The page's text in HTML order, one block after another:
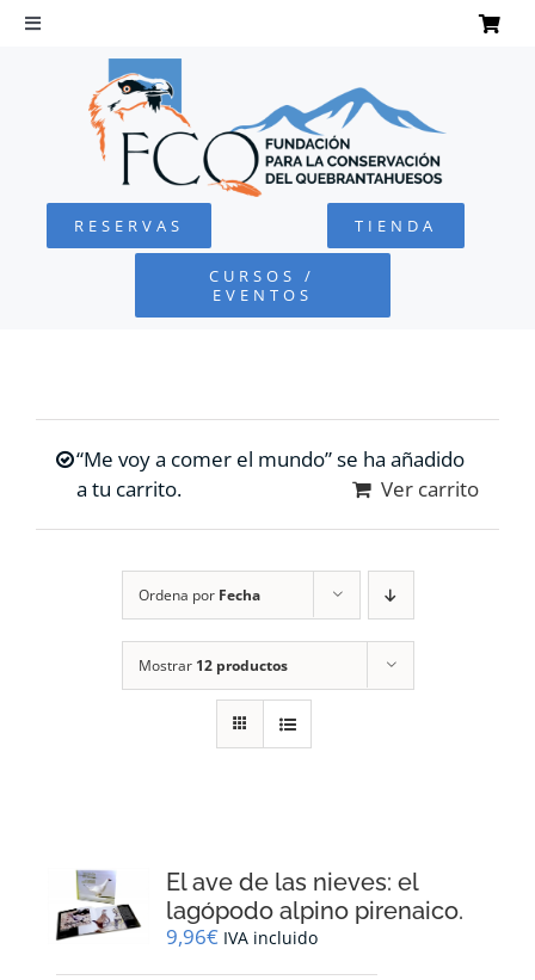
Saltar
Toggle
Navigation
QUEBRANTAHUESOS
FUNDACIÓN
RESERVAS TIENDA
CURSOS /
EVENTOS
“Me voy a comer el mundo” se ha añadido
a tu carrito.
Ver carrito
Ordena por Fecha
Mostrar 12 productos
El ave de las nieves: el
lagópodo alpino pirenaico.
9,96€ IVA incluido